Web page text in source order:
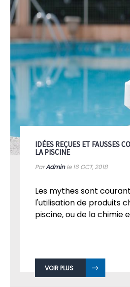
IDÉES REÇUES ET FAUSSES
LA PISCINE
ParAdminle 16 OCT, 2018
Les mythes sont
l'utilisation de produits
piscine, ou de la chimie
VOIR PLUS